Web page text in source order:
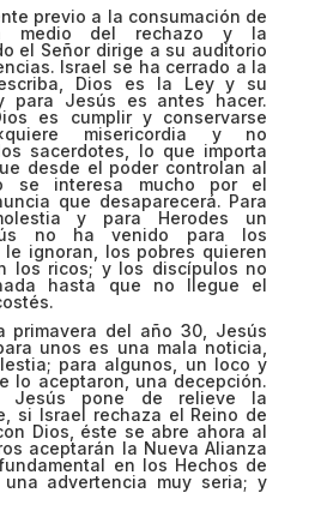
previo a la consumación de
medio del rechazo y la
el Señor dirige a su auditorio
Israel se ha cerrado a la
Dios es la Ley y su
para Jesús es antes hacer.
es cumplir y conservarse
misericordia y no
sacerdotes, lo que importa
desde el poder controlan al
se interesa mucho por el
que desaparecerá. Para
y para Herodes un
no ha venido para los
ignoran, los pobres quieren
los ricos; y los discípulos no
hasta que no llegue el
primavera del año 30, Jesús
unos es una mala noticia,
para algunos, un loco y
lo aceptaron, una decepción.
pone de relieve la
si Israel rechaza el Reino de
Dios, éste se abre ahora al
aceptarán la Nueva Alianza
en los Hechos de
una advertencia muy seria; y